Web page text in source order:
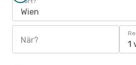
Wien
När? 1